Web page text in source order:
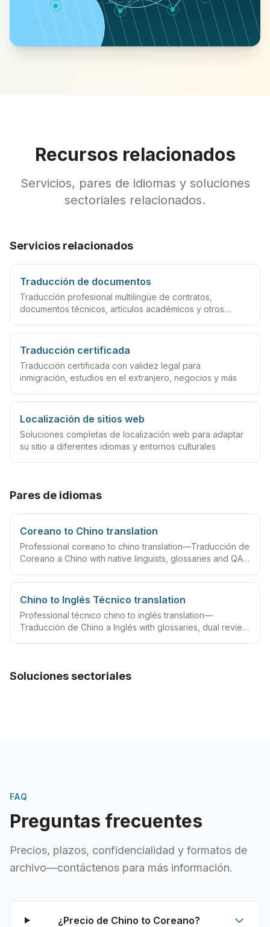
Recursos relacionados
Servicios, pares de idiomas y soluciones
sectoriales relacionados.
Servicios relacionados
Traducción de documentos
Traducción profesional multilingüe de contratos,
documentos técnicos, artículos académicos y otros
Traducción certificada
Traducción certificada con validez legal para
inmigración, estudios en el extranjero, negocios y más
Localización de sitios web
Soluciones completas de localización web para adaptar
su sitio a diferentes idiomas y entornos culturales
Pares de idiomas
Coreano to Chino translation
Professional coreano to chino translation—Traducción de
Coreano a Chino with native linguists, glossaries and QA
Chino to Inglés Técnico translation
Professional técnico chino to inglés translation—
Traducción de Chino a Inglés with glossaries, dual review
Soluciones sectoriales
FAQ
Preguntas frecuentes
Precios, plazos, confidencialidad y formatos de
archivo—contáctenos para más información.
¿Precio de Chino to Coreano?